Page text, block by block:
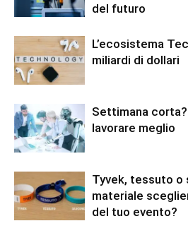
del futuro
L’ecosistema
miliardi di dollari
Settimana
lavorare meglio
Tyvek, tessuto o
materiale
del tuo evento?